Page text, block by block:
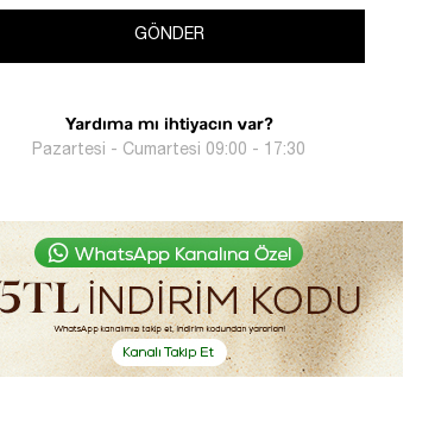
GÖNDER
Yardıma mı ihtiyacın var?
Pazartesi - Cumartesi 09:00 - 17:30